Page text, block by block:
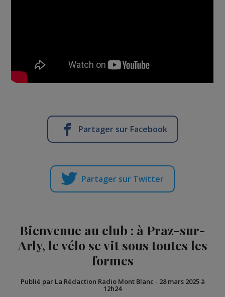
Partager sur Facebook
Partager sur Twitter
Bienvenue au club : à Praz-sur-
Arly, le vélo se vit sous toutes les
formes
Publié par La Rédaction Radio Mont Blanc - 28 mars 2025 à
12h24